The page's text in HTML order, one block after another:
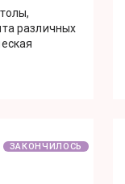
различных
ЗАКОНЧИЛОСЬ